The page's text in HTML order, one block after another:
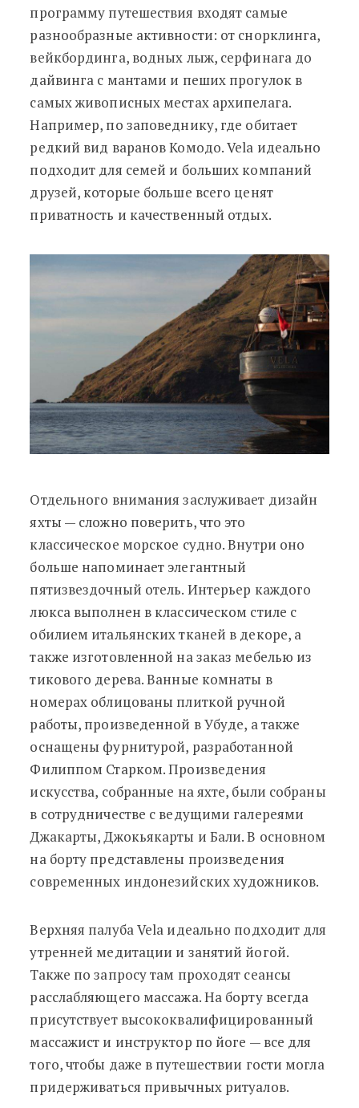
программу путешествия входят самые
разнообразные активности: от снорклинга,
вейкбординга, водных лыж, серфинага до
дайвинга с мантами и пеших прогулок в
самых живописных местах архипелага.
Например, по заповеднику, где обитает
редкий вид варанов Комодо. Vela идеально
подходит для семей и больших компаний
друзей, которые больше всего ценят
приватность и качественный отдых.
Отдельного внимания заслуживает дизайн
яхты — сложно поверить, что это
классическое морское судно. Внутри оно
больше напоминает элегантный
пятизвездочный отель. Интерьер каждого
люкса выполнен в классическом стиле с
обилием итальянских тканей в декоре, а
также изготовленной на заказ мебелью из
тикового дерева. Ванные комнаты в
номерах облицованы плиткой ручной
работы, произведенной в Убуде, а также
оснащены фурнитурой, разработанной
Филиппом Старком. Произведения
искусства, собранные на яхте, были собраны
в сотрудничестве с ведущими галереями
Джакарты, Джокьякарты и Бали. В основном
на борту представлены произведения
современных индонезийских художников.
Верхняя палуба Vela идеально подходит для
утренней медитации и занятий йогой.
Также по запросу там проходят сеансы
расслабляющего массажа. На борту всегда
присутствует высококвалифицированный
массажист и инструктор по йоге — все для
того, чтобы даже в путешествии гости могла
придерживаться привычных ритуалов.